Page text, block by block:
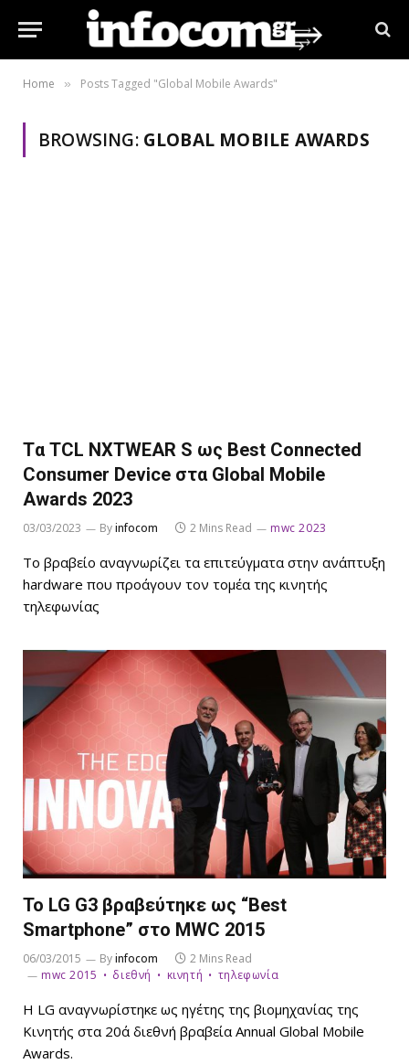
Home » Posts Tagged "Global Mobile Awards"
BROWSING: GLOBAL MOBILE AWARDS
Tα TCL NXTWEAR S ως Best Connected
Consumer Device στα Global Mobile
Awards 2023
03/03/2023 Byinfocom 2 Mins Read mwc 2023
Το βραβείο αναγνωρίζει τα επιτεύγματα στην ανάπτυξη
hardware που προάγουν τον τομέα της κινητής
τηλεφωνίας
Το LG G3 βραβεύτηκε ως “Best
Smartphone” στο MWC 2015
06/03/2015 Byinfocom
2 Mins Read
mwc 2015
διεθνή κινητή τηλεφωνία
H LG αναγνωρίστηκε ως ηγέτης της βιομηχανίας της
Κινητής στα 20ά διεθνή βραβεία Annual Global Mobile
Awards.